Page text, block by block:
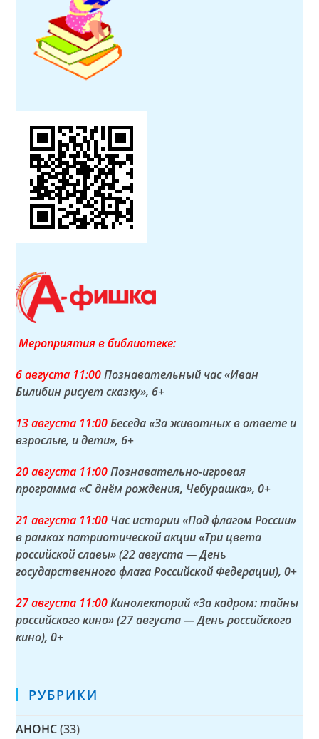
Мероприятия в библиотеке:
6 августа 11:00Познавательный час «Иван
Билибин рисует сказку», 6+
13 августа 11:00Беседа «За животных в ответе и
взрослые, и дети», 6+
20 августа 11:00Познавательно-игровая
программа «С днём рождения, Чебурашка», 0+
21 августа 11:00 Час истории «Под флагом России»
в рамках патриотической акции «Три цвета
российской славы» (22 августа — День
государственного флага Российской Федерации), 0+
27 августа 11:00Кинолекторий «За кадром: тайны
российского кино» (27 августа — День российского
кино), 0+
РУБРИКИ
АНОНС (33)